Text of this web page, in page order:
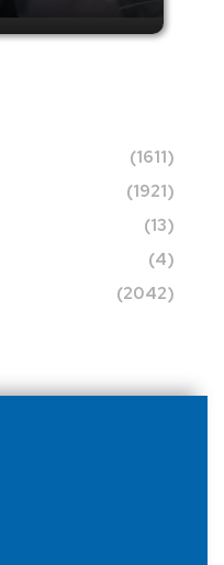
(1611)
(1921)
(13)
(4)
(2042)